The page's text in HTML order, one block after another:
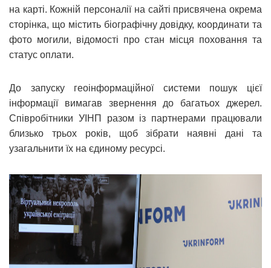
на карті. Кожній персоналії на сайті присвячена окрема
сторінка, що містить біографічну довідку, координати та
фото могили, відомості про стан місця поховання та
статус оплати.
До запуску геоінформаційної системи пошук цієї
інформації вимагав звернення до багатьох джерел.
Співробітники УІНП разом із партнерами працювали
близько трьох років, щоб зібрати наявні дані та
узагальнити їх на єдиному ресурсі.